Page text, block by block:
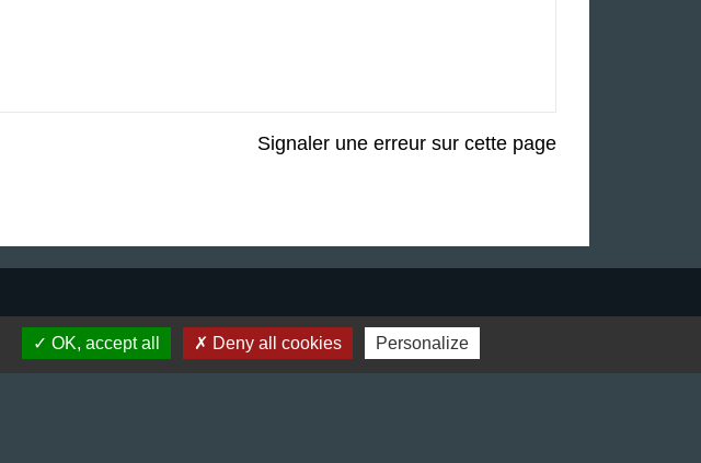
Signaler une erreur sur cette page
Liens
OK, accept all Deny all cookies Personalize